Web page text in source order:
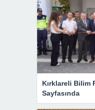
Kırklareli Bilim
Sayfasında